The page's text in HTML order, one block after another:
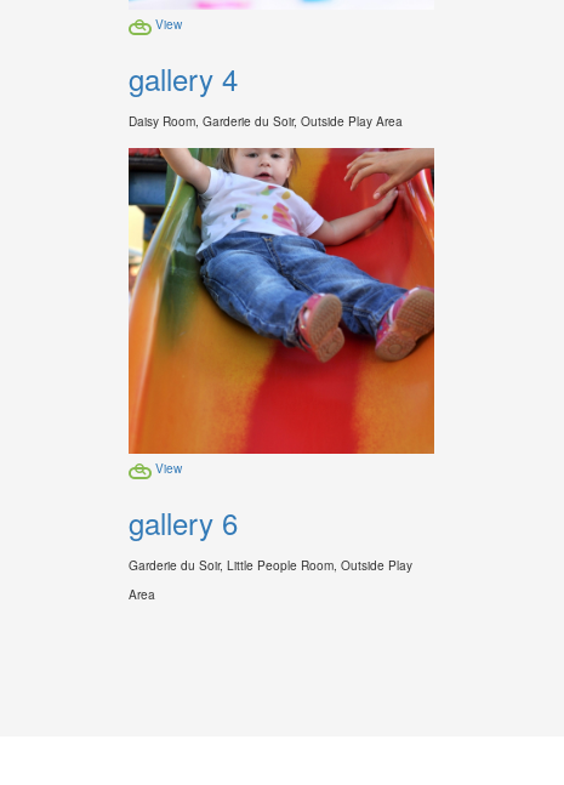
View
gallery 4
Daisy Room, Garderie du Soir, Outside Play Area
View
gallery 6
Garderie du Soir, Little People Room, Outside Play
Area